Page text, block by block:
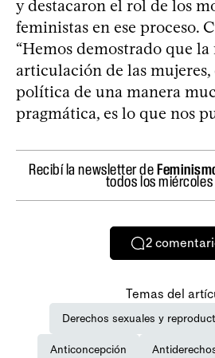
y destacaron el rol de los
feministas en ese proceso.
“Hemos demostrado que
articulación de las mujeres,
política de una manera
pragmática, es lo que nos
Recibí la newsletter de
todos los miércoles
2
Temas del
Derechos sexuales y
Anticoncepción